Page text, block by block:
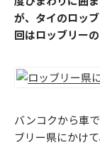
が、タイのロッ
回はロッブリー
バンコクから車
ブリー県にかけ